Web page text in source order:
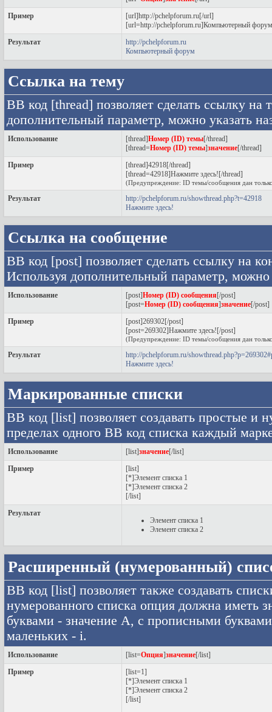
Пример
[url]http://pchelpforum.ru[/url]
[url=http://pchelpforum.ru]Компьютерный
Результат
http://pchelpforum.ru
Компьютерный форум
Ссылка на тему
BB код [thread] позволяет сделать ссылку
дополнительный параметр, можно указать
Использование [thread]Номер (ID) темы[/thread]
[thread=Номер (ID) темы]значение[/thread]
Пример
[thread]42918[/thread]
[thread=42918]Нажмите здесь![/thread]
(Предупреждение: ID темы/сообщения дан
Результат
http://pchelpforum.ru/showthread.php?t=42918
Нажмите здесь!
Ссылка на сообщение
BB код [post] позволяет сделать ссылку на
Используя дополнительный параметр, можно
Использование [post]Номер (ID) сообщения [/post]
[post=Номер (ID) сообщения]значение[/post]
Пример
[post]269302[/post]
[post=269302]Нажмите здесь![/post]
(Предупреждение: ID темы/сообщения дан
Результат
http://pchelpforum.ru/
Нажмите здесь!
Маркированные списки
BB код [list] позволяет создавать простые
пределах одного BB код списка каждый
Использование [list]значение[/list]
Пример
[list]
[*]Элемент списка 1
[*]Элемент списка 2
[/list]
Результат
Элемент списка 1
Элемент списка 2
Расширенный (нумерованный)
BB код [list] позволяет также создавать
нумерованного списка опция должна иметь
буквами - значение A, с прописными
маленьких - i.
Использование [list=Опция]значение[/list]
Пример
[list=1]
[*]Элемент списка 1
[*]Элемент списка 2
[/list]